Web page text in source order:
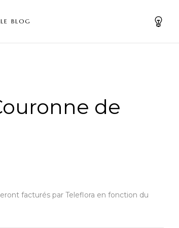
LE BLOG
de
facturés par Teleflora en fonction du